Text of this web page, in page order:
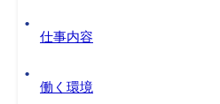
仕事内容
働く環境